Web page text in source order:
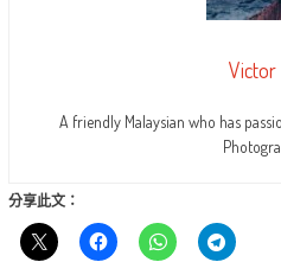
Victor
A friendly Malaysian who has
分享此文：